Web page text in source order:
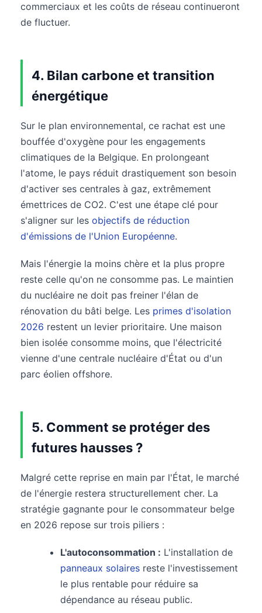
commerciaux et les coûts de réseau continueront
de fluctuer.
4. Bilan carbone et transition
énergétique
Sur le plan environnemental, ce rachat est une
bouffée d'oxygène pour les engagements
climatiques de la Belgique. En prolongeant
l'atome, le pays réduit drastiquement son besoin
d'activer ses centrales à gaz, extrêmement
émettrices de CO2. C'est une étape clé pour
s'aligner sur les objectifs de réduction
d'émissions de l'Union Européenne.
Mais l'énergie la moins chère et la plus propre
reste celle qu'on ne consomme pas. Le maintien
du nucléaire ne doit pas freiner l'élan de
rénovation du bâti belge. Les primes d'isolation
2026 restent un levier prioritaire. Une maison
bien isolée consomme moins, que l'électricité
vienne d'une centrale nucléaire d'État ou d'un
parc éolien offshore.
5. Comment se protéger des
futures hausses ?
Malgré cette reprise en main par l'État, le marché
de l'énergie restera structurellement cher. La
stratégie gagnante pour le consommateur belge
en 2026 repose sur trois piliers :
L'autoconsommation : L'installation de
panneaux solaires reste l'investissement
le plus rentable pour réduire sa
dépendance au réseau public.